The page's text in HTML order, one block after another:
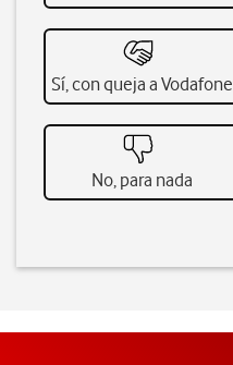
Sí, con queja a Vodafone
No, para nada